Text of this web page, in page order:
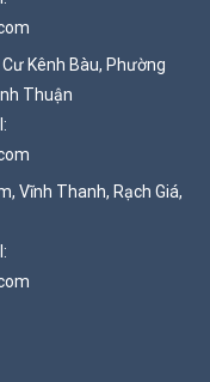
Kênh Bàu, Phường
Thuận
Vĩnh Thanh, Rạch Giá,